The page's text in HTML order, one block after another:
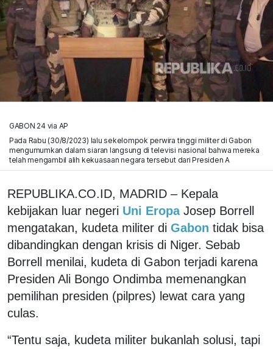
GABON 24 via AP
Pada Rabu (30/8/2023) lalu sekelompok perwira tinggi militer di Gabon
mengumumkan dalam siaran langsung di televisi nasional bahwa mereka
telah mengambil alih kekuasaan negara tersebut dari Presiden A
REPUBLIKA.CO.ID, MADRID – Kepala
kebijakan luar negeri Uni Eropa Josep Borrell
mengatakan, kudeta militer di Gabon tidak bisa
dibandingkan dengan krisis di Niger. Sebab
Borrell menilai, kudeta di Gabon terjadi karena
Presiden Ali Bongo Ondimba memenangkan
pemilihan presiden (pilpres) lewat cara yang
culas.
“Tentu saja, kudeta militer bukanlah solusi, tapi